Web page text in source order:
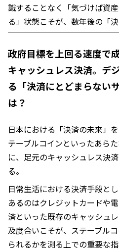
識することなく「気づけば資
る」状態こそが、数年後の「決
政府目標を上回る速度で
キャッシュレス決済。デ
る「決済にとどまらない
は？
日本における「決済の未来」
テーブルコインといったあら
に、足元のキャッシュレス決
る。
日常生活における決済手段と
あるのはクレジットカードや
済といった既存のキャッシュ
及度合いこそが、ステーブル
られるかを測る上での重要な